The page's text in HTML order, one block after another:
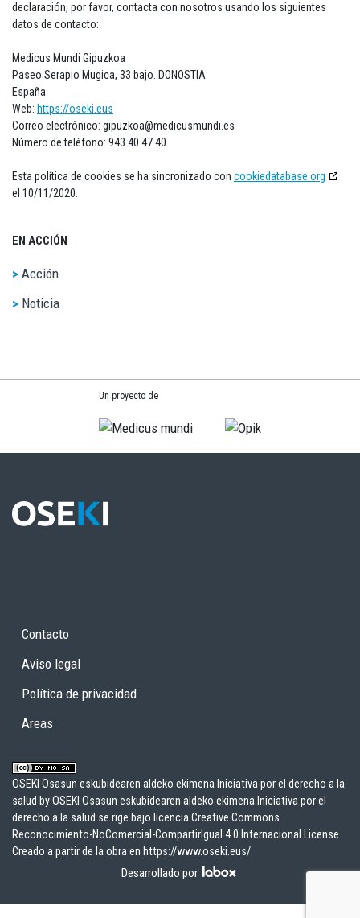
declaración, por favor, contacta con nosotros usando los siguientes
datos de contacto:
Medicus Mundi Gipuzkoa
Paseo Serapio Mugica, 33 bajo. DONOSTIA
España
Web: https://oseki.eus
Correo electrónico: gipuzkoa@medicusmundi.es
Número de teléfono: 943 40 47 40
Esta política de cookies se ha sincronizado con cookiedatabase.org
el 10/11/2020.
EN ACCIÓN
Acción
Noticia
Un proyecto de
Contacto
Aviso legal
Política de privacidad
Areas
OSEKI Osasun eskubidearen aldeko ekimena Iniciativa por el derecho a la
salud byOSEKI Osasun eskubidearen aldeko ekimena Iniciativa por el
derecho a la salud se rige bajo licencia Creative Commons
Reconocimiento-NoComercial-CompartirIgual 4.0 Internacional License
Creado a partir de la obra en https://www.oseki.eus/
Desarrollado por